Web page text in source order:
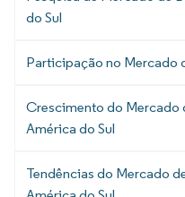
do Sul
Participação no Mercado
Crescimento do Mercado
América do Sul
Tendências do Mercado